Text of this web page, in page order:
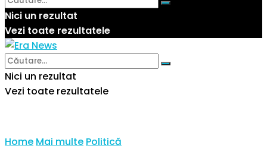
Nici un rezultat
Vezi toate rezultatele
Nici un rezultat
Vezi toate rezultatele
Home Mai multe Politică